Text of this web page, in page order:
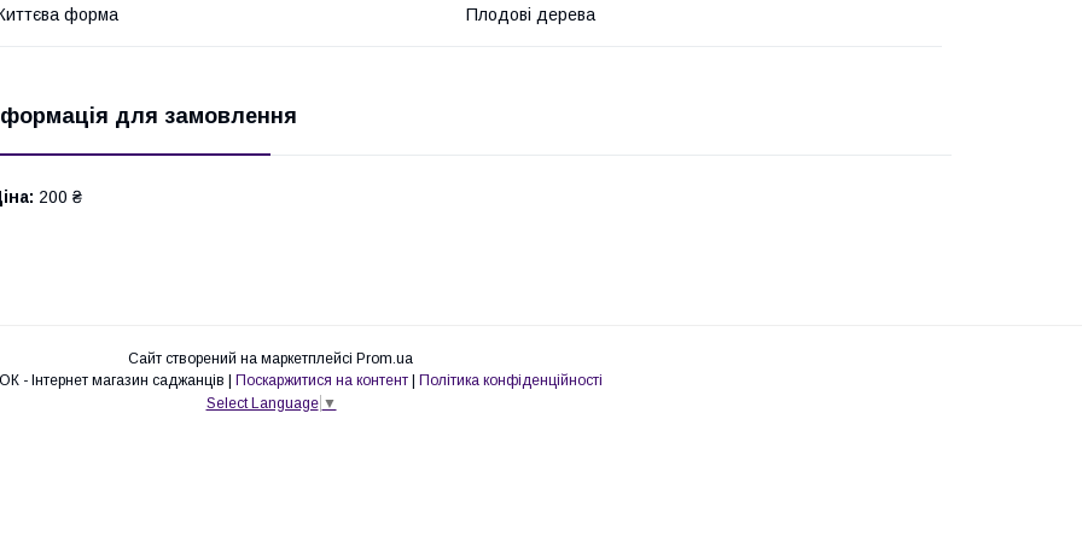
форма Плодові дерева
для замовлення
200 ₴
Сайт створений на маркетплейсі Prom.ua
Поскаржитися на контент
Політика конфіденційності
Select Language ▼